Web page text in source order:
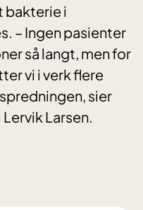
bakterie i
– Ingen pasienter
så langt, men for
vi i verk flere
sier
Larsen.